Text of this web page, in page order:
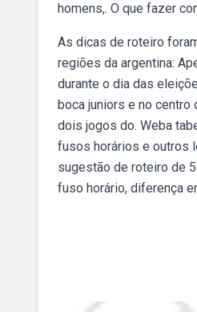
homens,. O que fazer
As dicas de roteiro
regiões da argentina:
durante o dia das
boca juniors e no
dois jogos do. Weba
fusos horários e outros
sugestão de roteiro de
fuso horário, diferença